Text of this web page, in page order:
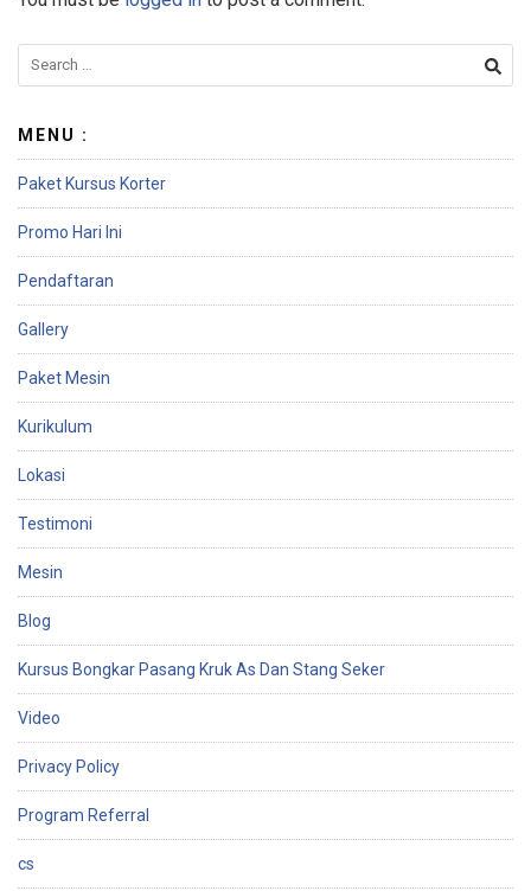
MENU :
Paket Kursus Korter
Promo Hari Ini
Pendaftaran
Gallery
Paket Mesin
Kurikulum
Lokasi
Testimoni
Mesin
Blog
Kursus Bongkar Pasang Kruk As Dan Stang Seker
Video
Privacy Policy
Program Referral
cs